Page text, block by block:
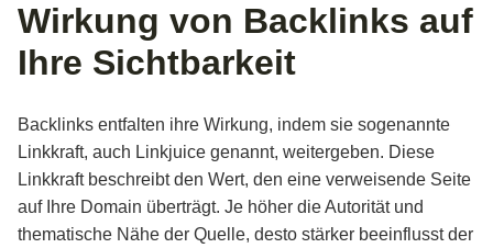
Wirkung von Backlinks auf
Ihre Sichtbarkeit
Backlinks entfalten ihre Wirkung, indem sie sogenannte
Linkkraft, auch Linkjuice genannt, weitergeben. Diese
Linkkraft beschreibt den Wert, den eine verweisende Seite
auf Ihre Domain überträgt. Je höher die Autorität und
thematische Nähe der Quelle, desto stärker beeinflusst der